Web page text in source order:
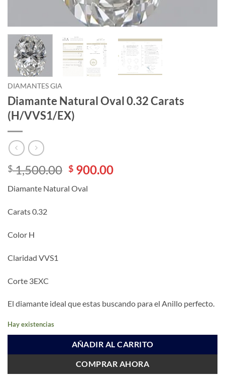
DIAMANTES GIA
Diamante Natural Oval 0.32 Carats
(H/VVS1/EX)
$1,500.00 El
original
$ 900.00El
Diamante Natural Oval
Carats 0.32
Color H
Claridad VVS1
Corte 3EXC
El diamante ideal que estas buscando para el Anillo perfecto.
Hay existencias
AÑADIR AL CARRITO
COMPRAR AHORA